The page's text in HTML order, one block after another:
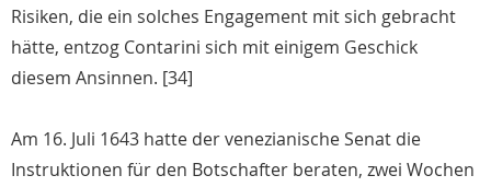
Risiken, die ein solches Engagement mit sich gebracht
hätte, entzog Contarini sich mit einigem Geschick
diesem Ansinnen. [34]
Am 16. Juli 1643 hatte der venezianische Senat die
Instruktionen für den Botschafter beraten, zwei Wochen